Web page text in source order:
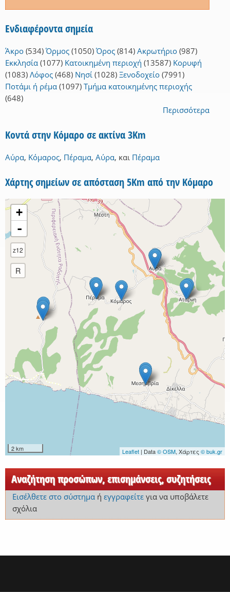
Ενδιαφέροντα σημεία
Άκρο (534) Όρμος (1050) Όρος (814) Ακρωτήριο (987)
Εκκλησία (1077) Κατοικημένη περιοχή (13587) Κορυφή
(1083) Λόφος (468) Νησί (1028) Ξενοδοχείο (7991)
Ποτάμι ή ρέμα (1097) Τμήμα κατοικημένης περιοχής
(648)
Περισσότερα
Κοντά στην Κόμαρο σε ακτίνα 3Km
Αύρα, Κόμαρος, Πέραμα, Αύρα, και Πέραμα
Χάρτης σημείων σε απόσταση 5Km από την Κόμαρο
+
-
z12
R
2 km Leaflet | Data© OSM, Χάρτες © buk.gr
Αναζήτηση προσώπων, επισημάνσεις, συζητήσεις
Εισέλθετε στο σύστημαή εγγραφείτεγια να υποβάλετε
σχόλια